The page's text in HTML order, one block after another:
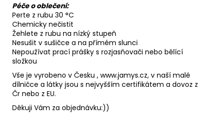
Péče o oblečení:
Perte z rubu 30 °C
Chemicky nečistit
Žehlete z rubu na nízký stupeň
Nesušit v sušičce a na přímém slunci
Nepoužívat prací prášky s rozjasňovači nebo bělící
složkou
Vše je vyrobeno v Česku , www.jamys.cz, v naší malé
dílničce a látky jsou s nejvyšším certifikátem a dovoz z
Čr nebo z EU.
Děkuji Vám za objednávku:))